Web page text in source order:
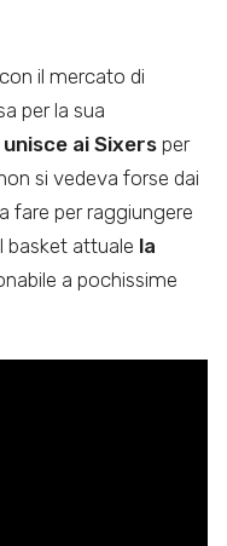
il mercato di
per la sua
ai Sixersper
si vedeva forse dai
fare per raggiungere
basket attuale la
a pochissime